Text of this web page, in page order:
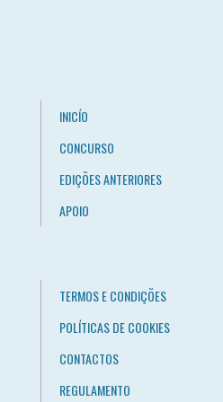
INICÍO
CONCURSO
EDIÇÕES ANTERIORES
APOIO
TERMOS E CONDIÇÕES
POLÍTICAS DE COOKIES
CONTACTOS
REGULAMENTO